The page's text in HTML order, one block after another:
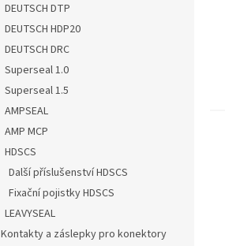
DEUTSCH DTP
DEUTSCH HDP20
DEUTSCH DRC
Superseal 1.0
Superseal 1.5
AMPSEAL
AMP MCP
HDSCS
Další příslušenství HDSCS
Fixační pojistky HDSCS
LEAVYSEAL
Kontakty a záslepky pro konektory